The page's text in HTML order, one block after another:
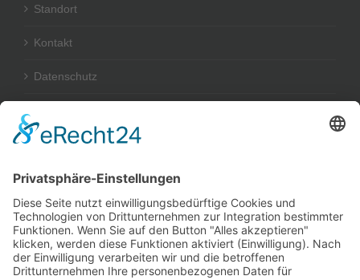
Standort
Kontakt
Datenschutz
RECHTSGEBIETE
Wir beraten und vertreten Sie insbesondere in folgenden
Rechtsgebieten:
• Immobilienkaufrecht
•Bau- und Architektenrecht